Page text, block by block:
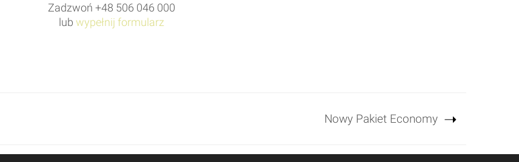
Zadzwoń +48 506 046 000
lub wypełnij formularz
Nowy Pakiet Economy